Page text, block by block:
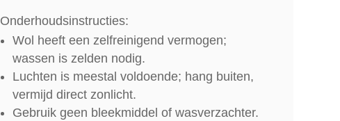
Onderhoudsinstructies:
Wol heeft een zelfreinigend vermogen;
wassen is zelden nodig.
Luchten is meestal voldoende; hang buiten,
vermijd direct zonlicht.
Gebruik geen bleekmiddel of wasverzachter.